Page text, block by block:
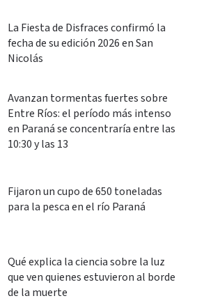
La Fiesta de Disfraces confirmó la
fecha de su edición 2026 en San
Nicolás
Avanzan tormentas fuertes sobre
Entre Ríos: el período más intenso
en Paraná se concentraría entre las
10:30 y las 13
Fijaron un cupo de 650 toneladas
para la pesca en el río Paraná
Qué explica la ciencia sobre la luz
que ven quienes estuvieron al borde
de la muerte